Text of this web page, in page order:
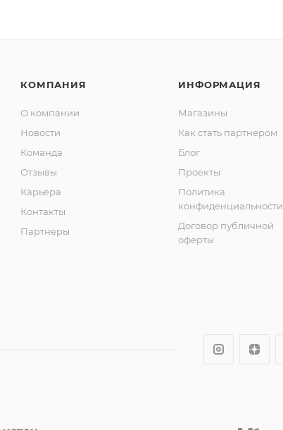
КОМПАНИЯ
О компании
Новости
Команда
Отзывы
Карьера
Контакты
Партнеры
ИНФОРМАЦИЯ
Магазины
Как стать партнером
Блог
Проекты
Политика
конфиденциальности
Договор публичной
оферты